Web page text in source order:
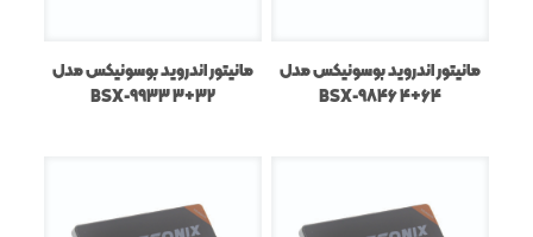
مانیتور اندروید بوسونیکس مدل
BSX-9846 4+64
مانیتور اندروید بوسونیکس مدل
BSX-9933 3+32